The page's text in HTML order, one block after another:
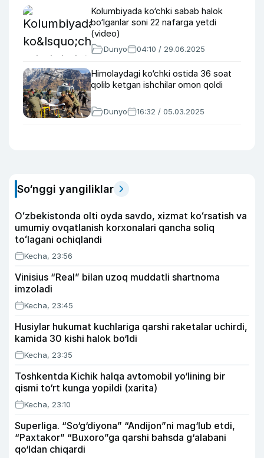
Kolumbiyada ko‘chki sabab halok
bo‘lganlar soni 22 nafarga yetdi
(video)
Dunyo 04:10 / 29.06.2025
Himolaydagi ko‘chki ostida 36 soat
qolib ketgan ishchilar omon qoldi
Dunyo 16:32 / 05.03.2025
So‘nggi yangiliklar
Oʻzbekistonda olti oyda savdo, xizmat koʻrsatish va
umumiy ovqatlanish korxonalari qancha soliq
toʻlagani ochiqlandi
Kecha, 23:56
Vinisius “Real” bilan uzoq muddatli shartnoma
imzoladi
Kecha, 23:45
Husiylar hukumat kuchlariga qarshi raketalar uchirdi,
kamida 30 kishi halok bo‘ldi
Kecha, 23:35
Toshkentda Kichik halqa avtomobil yo‘lining bir
qismi to‘rt kunga yopildi (xarita)
Kecha, 23:10
Superliga. “So‘g‘diyona” “Andijon”ni mag‘lub etdi,
“Paxtakor” “Buxoro”ga qarshi bahsda g‘alabani
qo‘ldan chiqardi